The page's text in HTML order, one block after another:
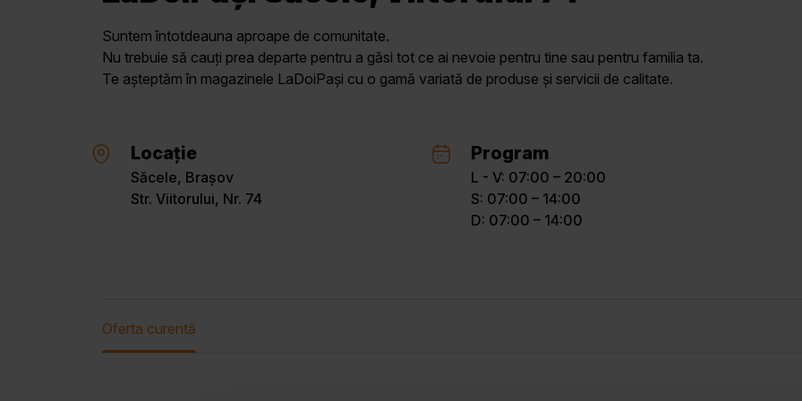
Suntem întotdeauna aproape de comunitate.
Nu trebuie să cauți prea departe pentru a găsi tot ce ai nevoie pentru tine sau pentru familia ta.
Te așteptăm în magazinele LaDoiPași cu o gamă variată de produse și servicii de calitate.
Locație
Săcele, Brașov
Str. Viitorului, Nr. 74
Program
L - V: 07:00 – 20:00
S: 07:00 – 14:00
D: 07:00 – 14:00
Oferta curentă